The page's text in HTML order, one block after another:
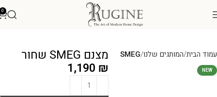
0
עמוד הבית המותגים שלנו SMEG
NEW
מצנם SMEG שחור
1,190 ₪